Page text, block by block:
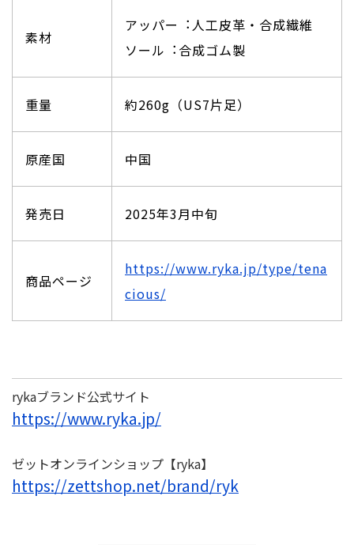
素材
アッパー︓人工皮革・合成繊維
ソール︓合成ゴム製
重量 約260g（US7片足）
原産国 中国
発売日 2025年3月中旬
商品ページ
https://www.ryka.jp/type/tena
cious/
rykaブランド公式サイト
https://www.ryka.jp/
ゼットオンラインショップ【ryka】
https://zettshop.net/brand/ryk